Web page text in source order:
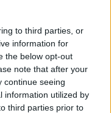
to third parties, or
information for
the below opt-out
note that after your
continue seeing
information utilized by
third parties prior to